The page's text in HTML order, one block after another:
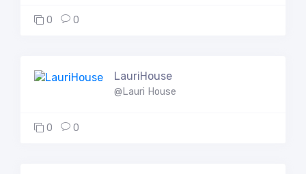
0 0
LauriHouse
@Lauri House
0 0